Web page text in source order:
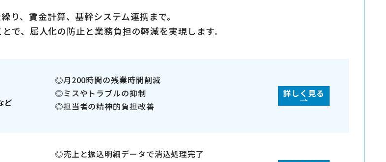
り、賃金計算、基幹システム連携まで。
、属人化の防止と業務負担の軽減を実現します。
ど
月200時間の残業時間削減
ミスやトラブルの抑制
担当者の精神的負担改善
詳しく見る
売上と振込明細データで消込処理完了